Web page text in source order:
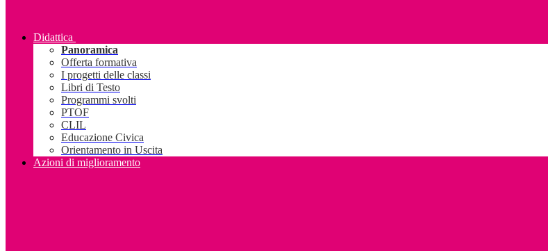
Didattica
Panoramica
Offerta formativa
I progetti delle classi
Libri di Testo
Programmi svolti
PTOF
CLIL
Educazione Civica
Orientamento in Uscita
Azioni di miglioramento